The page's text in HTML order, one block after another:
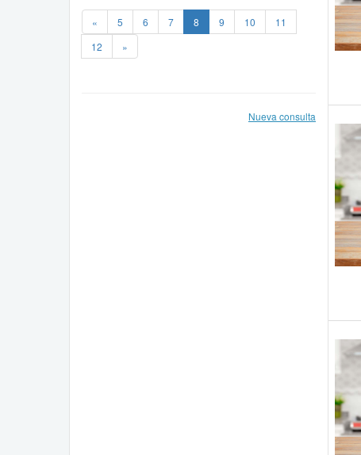
« 5 6 7 8 9 10
11
12
»
Nueva consulta